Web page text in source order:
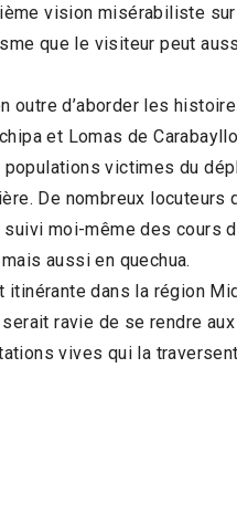
vision misérabiliste
que le visiteur peut
outre d’aborder les
et Lomas de
victimes du
De nombreux
moi-même des cours
aussi en quechua.
dans la région
ravie de se rendre
vives qui la